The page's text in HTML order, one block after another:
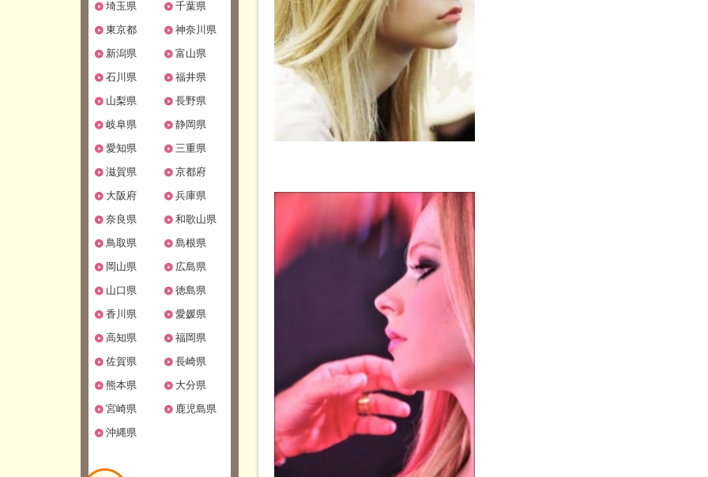
埼玉県
千葉県
東京都
神奈川県
新潟県
富山県
石川県
福井県
山梨県
長野県
岐阜県
静岡県
愛知県
三重県
滋賀県
京都府
大阪府
兵庫県
奈良県
和歌山県
鳥取県
島根県
岡山県
広島県
山口県
徳島県
香川県
愛媛県
高知県
福岡県
佐賀県
長崎県
熊本県
大分県
宮崎県
鹿児島県
沖縄県